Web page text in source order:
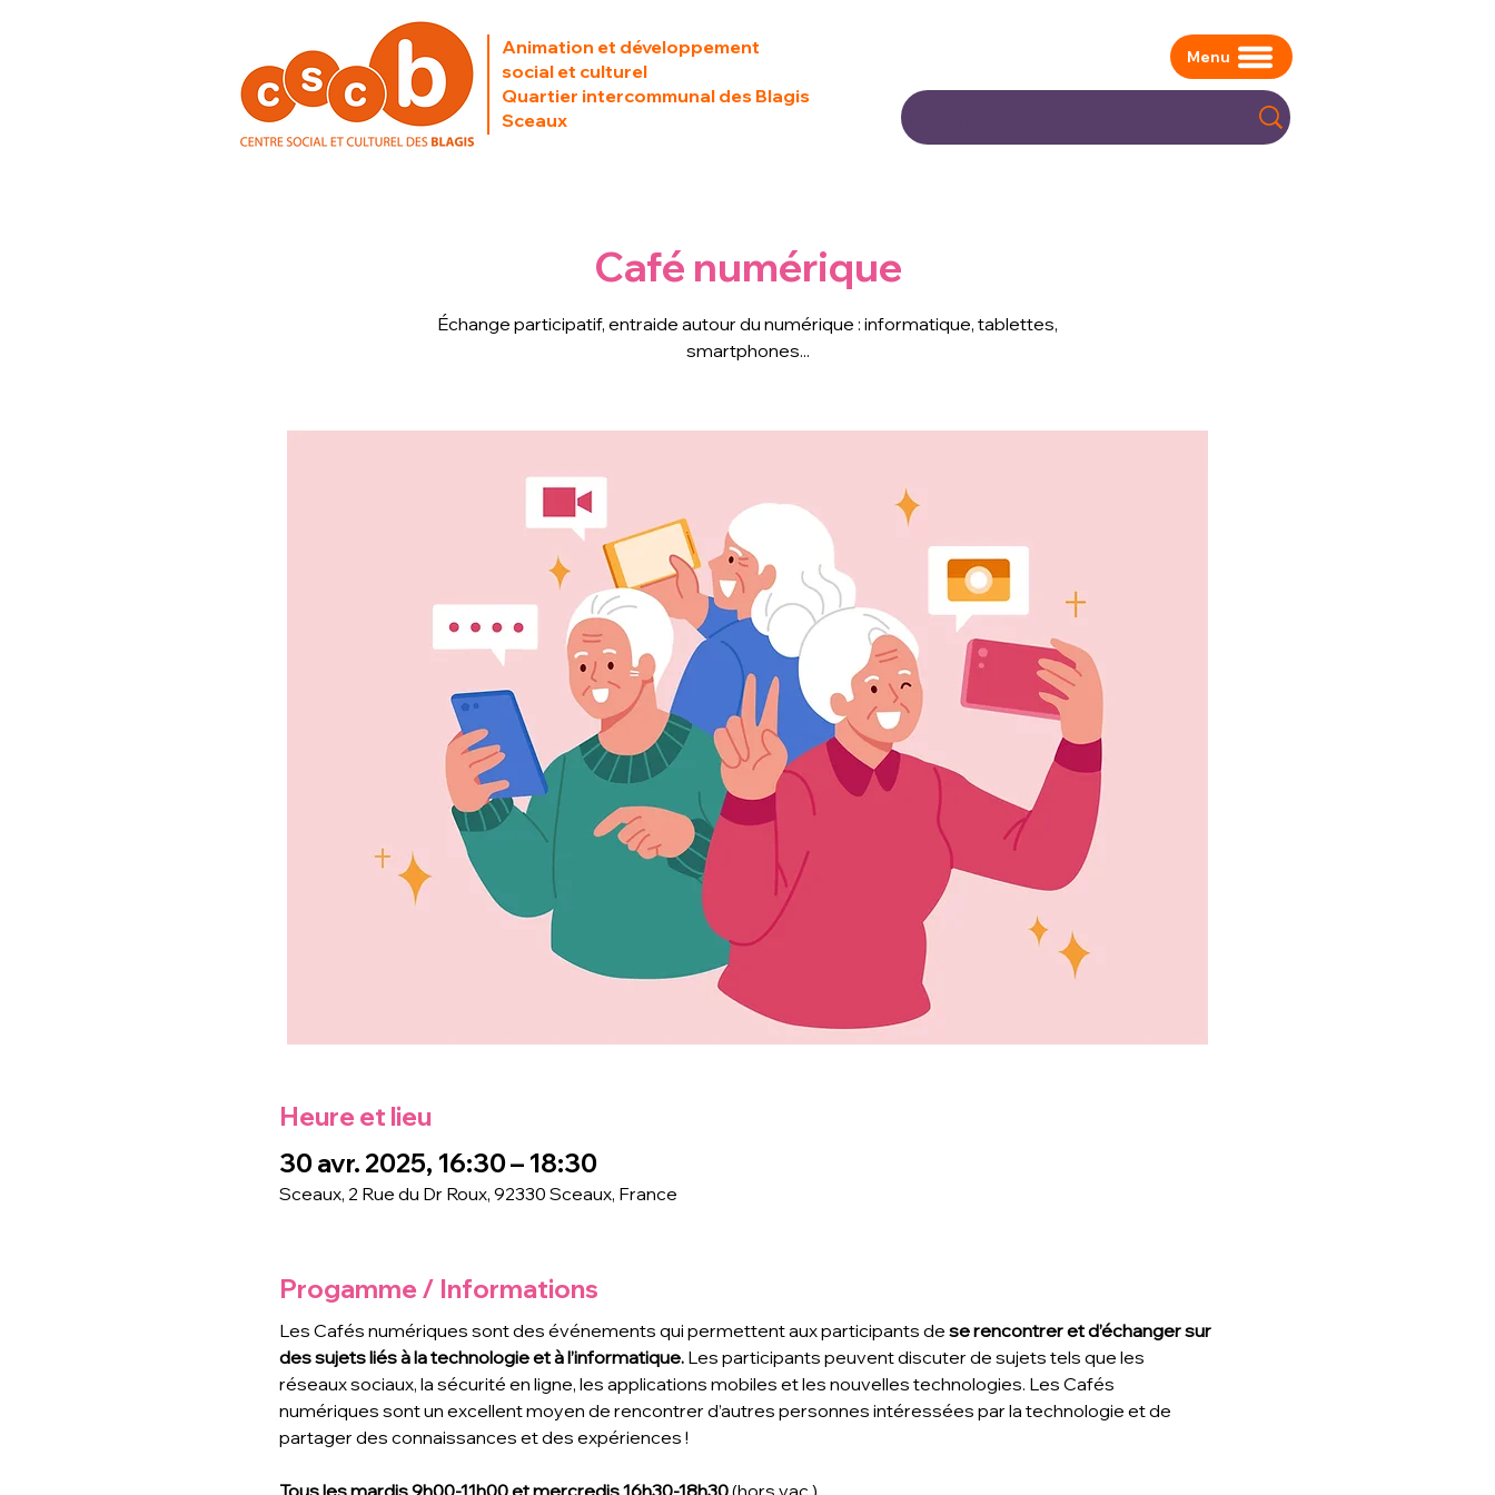
Animation et développement
social et culturel
Quartier intercommunal des Blagis
Sceaux
Menu
Café numérique
Échange participatif, entraide autour du numérique : informatique, tablettes,
smartphones...
Heure et lieu
30 avr. 2025, 16:30 – 18:30
Sceaux, 2 Rue du Dr Roux, 92330 Sceaux, France
Progamme / Informations
Les Cafés numériques sont des événements qui permettent aux participants de se rencontrer et d’échanger sur
des sujets liés à la technologie et à l’informatique. Les participants peuvent discuter de sujets tels que les
réseaux sociaux, la sécurité en ligne, les applications mobiles et les nouvelles technologies. Les Cafés
numériques sont un excellent moyen de rencontrer d’autres personnes intéressées par la technologie et de
partager des connaissances et des expériences !
Tous les mardis 9h00-11h00 et mercredis 16h30-18h30 (hors vac.)